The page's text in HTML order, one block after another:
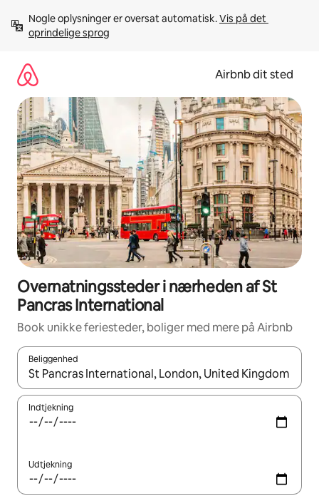
videre
Nogle oplysninger er oversat automatisk. Vis på det
oprindelige sprog
Airbnb dit sted
Overnatningssteder i nærheden af St
Pancras International
Book unikke feriesteder, boliger med mere på Airbnb
Beliggenhed
Når resultaterne er tilgængelige, skal du navigere med
Indtjekning
Udtjekning